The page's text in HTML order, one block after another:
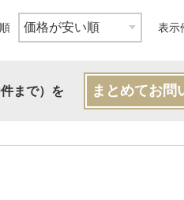
表示
まで）を まとめてお問